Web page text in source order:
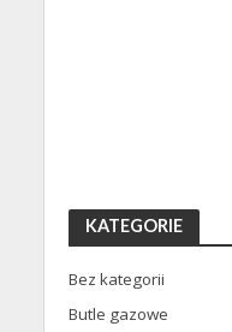
KATEGORIE
Bez kategorii
Butle gazowe